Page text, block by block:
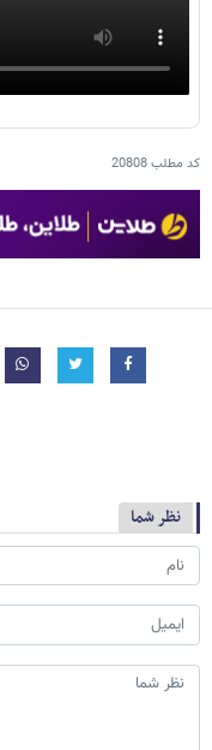
کد مطلب20808
نظر شما